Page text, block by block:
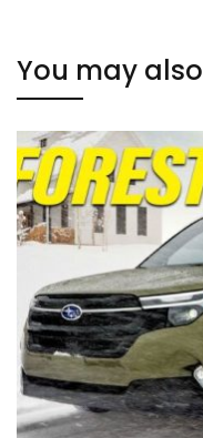
You may